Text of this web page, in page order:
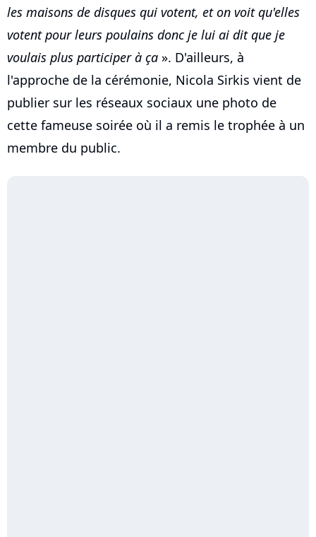
les maisons de disques qui votent, et on voit qu'elles
votent pour leurs poulains donc je lui ai dit que je
voulais plus participer à ça ». D'ailleurs, à
l'approche de la cérémonie, Nicola Sirkis vient de
publier sur les réseaux sociaux une photo de
cette fameuse soirée où il a remis le trophée à un
membre du public.